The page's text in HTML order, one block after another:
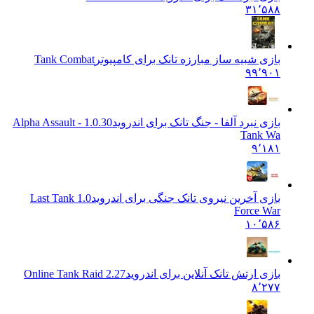
۳۱٬۵۸۸
بازی شبیه ساز مبارزه تانک برای کامپیوترTank Combat
۹۹٬۹۰۱
بازی نبرد آلفا - جنگ تانک برای اندروید
1.0.30 Alpha Assault -
Tank Wa
بازی آخرین نیروی تانک جنگی برای اندروید
1.0 Last Tank
Force War
۱۰٬۵۸۶
بازی ارتش تانک آنلاین برای اندروید Online Tank Raid 2.27